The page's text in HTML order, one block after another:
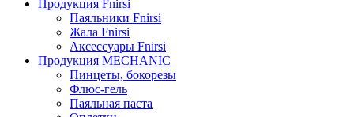
Продукция Fnirsi
Паяльники Fnirsi
Жала Fnirsi
Аксессуары Fnirsi
Продукция MECHANIC
Пинцеты, бокорезы
Флюс-гель
Паяльная паста